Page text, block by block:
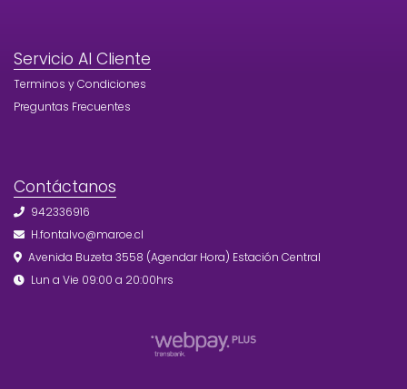
Servicio Al Cliente
Terminos y Condiciones
Preguntas Frecuentes
Contáctanos
942336916
H.fontalvo@maroe.cl
Avenida Buzeta 3558 (Agendar Hora) Estación Central
Lun a Vie 09:00 a 20:00hrs